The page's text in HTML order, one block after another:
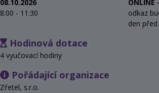
08.10.2026
8:00 - 11:30
odkaz
den
Hodinová dotace
4 vyučovací hodiny
Pořádající organizace
Zřetel, s.r.o.